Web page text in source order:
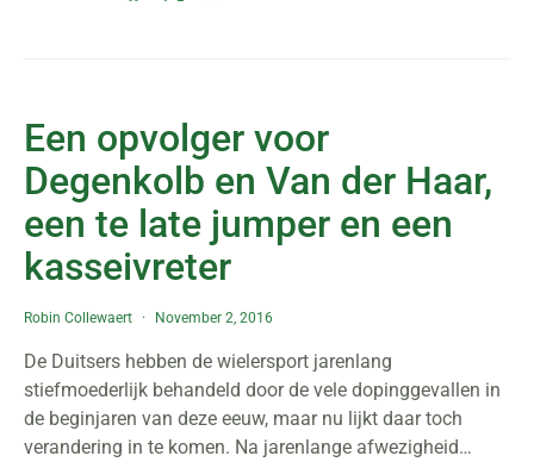
Een opvolger voor
Degenkolb en Van der Haar,
een te late jumper en een
kasseivreter
Robin Collewaert November 2, 2016
De Duitsers hebben de wielersport jarenlang
stiefmoederlijk behandeld door de vele dopinggevallen in
de beginjaren van deze eeuw, maar nu lijkt daar toch
verandering in te komen. Na jarenlange afwezigheid…